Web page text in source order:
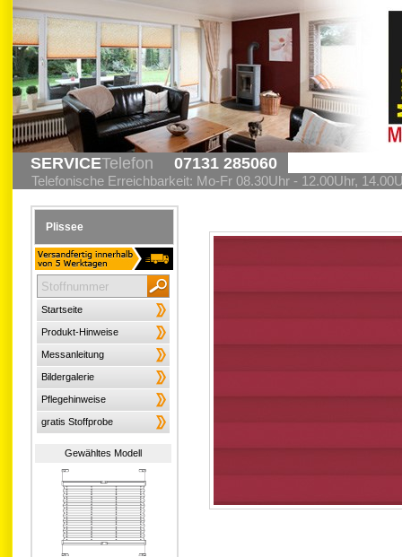
SERVICETelefon 07131 285060
Telefonische Erreichbarkeit: Mo-Fr 08.30Uhr - 12.00Uhr,
Plissee
Startseite
Produkt-Hinweise
Messanleitung
Bildergalerie
Pflegehinweise
gratis Stoffprobe
Gewähltes Modell